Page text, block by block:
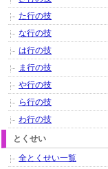
た行の技
な行の技
は行の技
ま行の技
や行の技
ら行の技
わ行の技
とくせい
全とくせい一覧